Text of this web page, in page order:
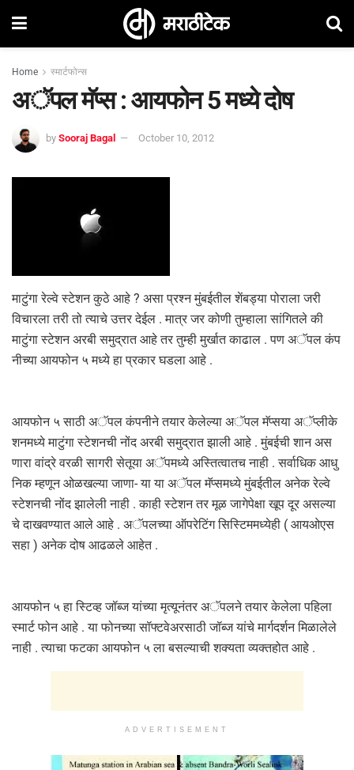
Home स्मार्टफोन्स
अॅपल मॅप्स : आयफोन 5 मध्ये दोष
by Sooraj Bagal October 10, 2012
माटुंगा रेल्वे स्टेशन कुठे आहे ? असा प्रश्न मुंबईतील शेंबड्या पोराला जरी
विचारला तरी तो त्याचे उत्तर देईल . मात्र जर कोणी तुम्हाला सांगितले की
माटुंगा स्टेशन अरबी समुद्रात आहे तर तुम्ही मुर्खात काढाल . पण अॅपल कंप
नीच्या आयफोन ५ मध्ये हा प्रकार घडला आहे .
आयफोन ५ साठी अॅपल कंपनीने तयार केलेल्या अॅपल मॅप्सया अॅप्लीके
शनमध्ये माटुंगा स्टेशनची नोंद अरबी समुद्रात झाली आहे . मुंबईची शान अस
णारा वांद्रे वरळी सागरी सेतूया अॅपमध्ये अस्तित्वातच नाही . सर्वाधिक आधु
निक म्हणून ओळखल्या जाणा- या या अॅपल मॅप्समध्ये मुंबईतील अनेक रेल्वे
स्टेशनची नोंद झालेली नाही . काही स्टेशन तर मूळ जागेपेक्षा खूप दूर असल्या
चे दाखवण्यात आले आहे . अॅपलच्या ऑपरेटिंग सिस्टिममध्येही ( आयओएस
सहा ) अनेक दोष आढळले आहेत .
आयफोन ५ हा स्टिव्ह जॉब्ज यांच्या मृत्यूनंतर अॅपलने तयार केलेला पहिला
स्मार्ट फोन आहे . या फोनच्या सॉफ्टवेअरसाठी जॉब्ज यांचे मार्गदर्शन मिळालेले
नाही . त्याचा फटका आयफोन ५ ला बसल्याची शक्यता व्यक्तहोत आहे .
ADVERTISEMENT